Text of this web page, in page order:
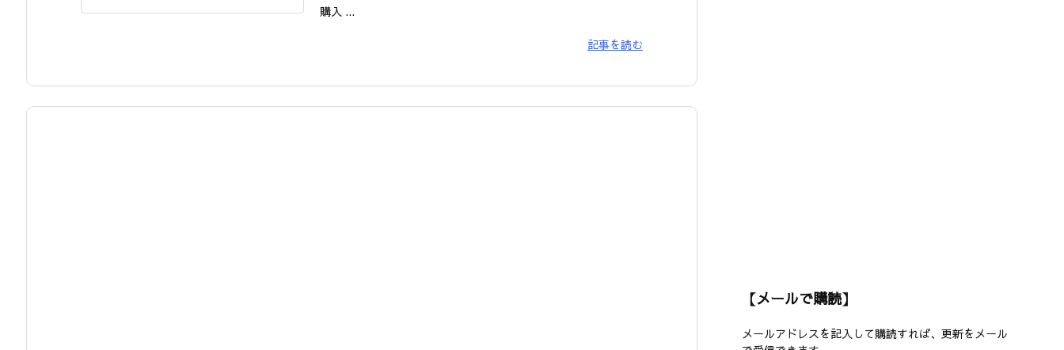
購入 ...
記事を読む
【メールで購読】
メールアドレスを記入して購読すれば、更新をメール